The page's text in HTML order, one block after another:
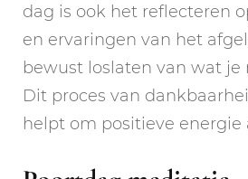
dag is ook het reflecteren
en ervaringen van het
bewust loslaten van wat je
Dit proces van
helpt om positieve energie